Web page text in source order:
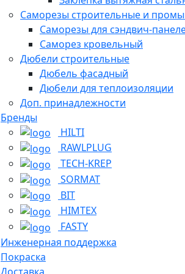
Саморезы строительные и
Саморезы для сэндвич-
Саморез кровельный
Дюбели строительные
Дюбель фасадный
Дюбели для теплоизоляции
Доп. принадлежности
Бренды
HILTI
RAWLPLUG
TECH-KREP
SORMAT
BIT
HIMTEX
FASTY
Инженерная поддержка
Покраска